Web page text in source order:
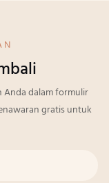
dalam formulir
gratis untuk